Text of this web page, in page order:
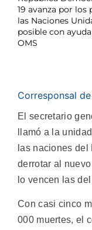
19 avanza por los
las Naciones
posible con
OMS
Corresponsal de
El secretario
llamó a la
las naciones
derrotar al
lo vencen las
Con casi cinco
000 muertes, el